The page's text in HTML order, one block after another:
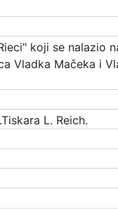
koji se nalazio
Vladka Mačeka i
L. Reich.